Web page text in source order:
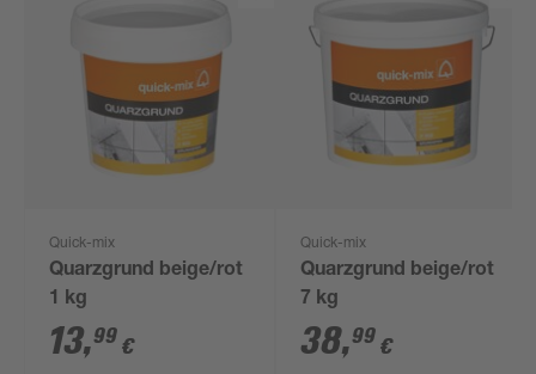
Quick-mix
Quarzgrund beige/rot
1 kg
13,99 €
Quick-mix
Quarzgrund beige/rot
7 kg
38,99 €